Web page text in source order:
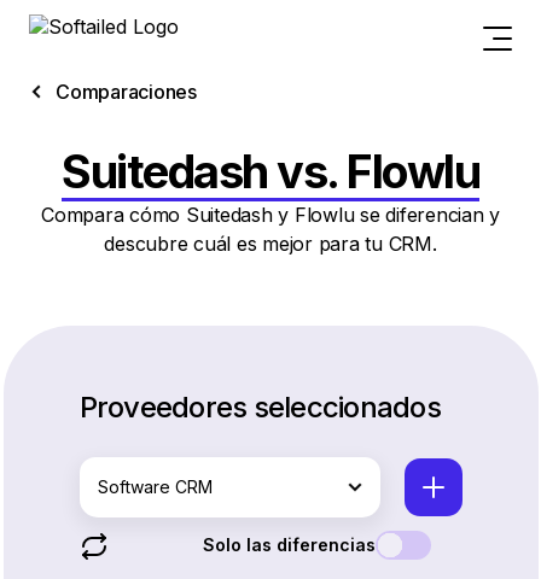
Comparaciones
Suitedash vs. Flowlu
Compara cómo Suitedash y Flowlu se diferencian y
descubre cuál es mejor para tu CRM.
Proveedores seleccionados
Software CRM
Solo las diferencias